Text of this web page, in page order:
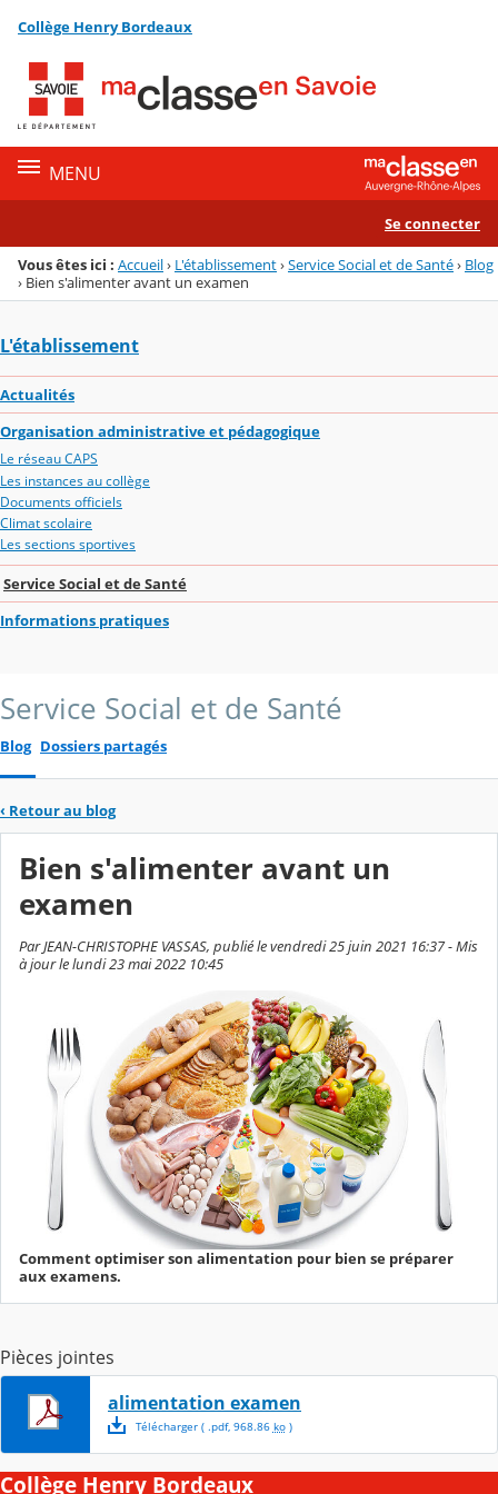
Menu de la rubrique
Contenu
Collège Henry Bordeaux
MENU
Se connecter
Vous êtes ici : Accueil› L'établissement›Service Social et de Santé› Blog
› Bien s'alimenter avant un examen
L'établissement
Actualités
Organisation administrative et pédagogique
Le réseau CAPS
Les instances au collège
Documents officiels
Climat scolaire
Les sections sportives
Service Social et de Santé
Informations pratiques
Service Social et de Santé
Blog Dossiers partagés
‹ Retour au blog
Bien s'alimenter avant un
examen
Par JEAN-CHRISTOPHE VASSAS, publié le vendredi 25 juin 2021 16:37 - Mis
à jour le lundi 23 mai 2022 10:45
Comment optimiser son alimentation pour bien se préparer
aux examens.
Pièces jointes
alimentation examen
Télécharger( .pdf, 968.86 ko)
Collège Henry Bordeaux